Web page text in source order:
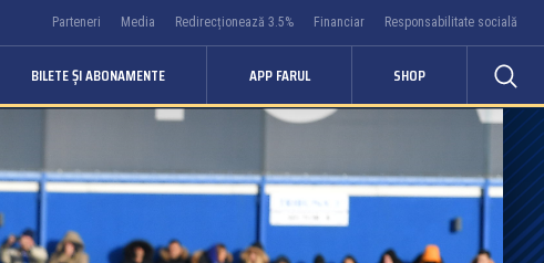
Parteneri Media Redirecționează 3.5% Financiar Responsabilitate socială
BILETE ȘI ABONAMENTE APP FARUL SHOP